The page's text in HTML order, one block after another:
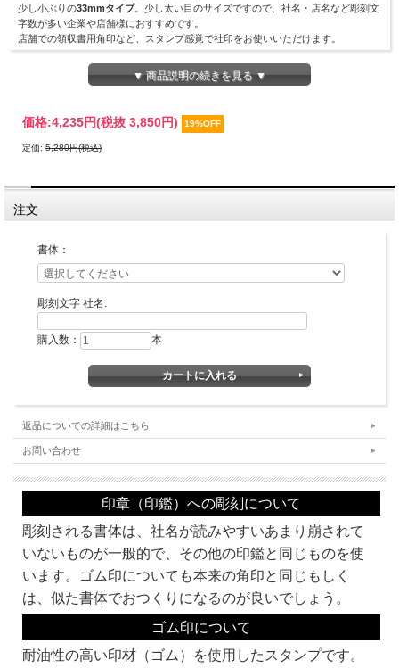
少し小ぶりの33mmタイプ。少し太い目のサイズですので、社名・店名など彫刻文
字数が多い企業や店舗様におすすめです。
店舗での領収書用角印など、スタンプ感覚で社印をお使いいただけます。
願いします。
・書体ならびに用途とデザインをお選びください。
・彫刻文字 社名欄に彫刻する社名をお入れください。（例：株式会社京都光林
■書体見本一覧：
同じ系統でも名前が違うものは作家が違います。それぞれ線の太さなどに個性があ
ります。
角印にオススメ！
印鑑の文字の読みやすさより、偽造のしにくさや、風格を重視して選ぶとよいでし
ょう。
古印系：
認印に多く使われる書体。
文字の欠けや途切れの風味を加味した書体です。
▼ 商品説明の続きを見る ▼
価格:4,235円(税抜 3,850円) 19%OFF
定価: 5,280円(税込)
注文
書体：
彫刻文字 社名:
購入数： 本
返品についての詳細はこちら
お問い合わせ
印章（印鑑）への彫刻について
彫刻される書体は、社名が読みやすいあまり崩されて
いないものが一般的で、その他の印鑑と同じものを使
います。ゴム印についても本来の角印と同じもしく
は、似た書体でおつくりになるのが良いでしょう。
ゴム印について
耐油性の高い印材（ゴム）を使用したスタンプです。